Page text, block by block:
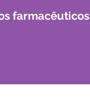
farmacêuticos